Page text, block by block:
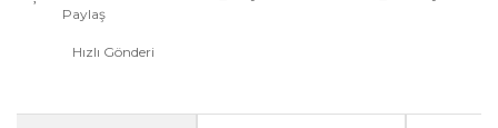
Paylaş
Hızlı Gönderi